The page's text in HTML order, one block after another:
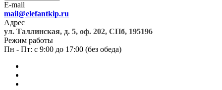
E-mail
mail@elefantkip.ru
Адрес
ул. Таллинская, д. 5, оф. 202, СПб, 195196
Режим работы
Пн - Пт: с 9:00 до 17:00 (без обеда)